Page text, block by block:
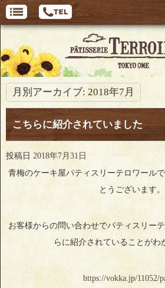
月別アーカイブ: 2018年7月
こちらに紹介されていました
投稿日 2018年7月31日
青梅のケーキ屋パティスリーテロワール
とうございます。
お客様からの問い合わせでパティスリー
らに紹介されていることがわ
https://vokka.jp/11052/